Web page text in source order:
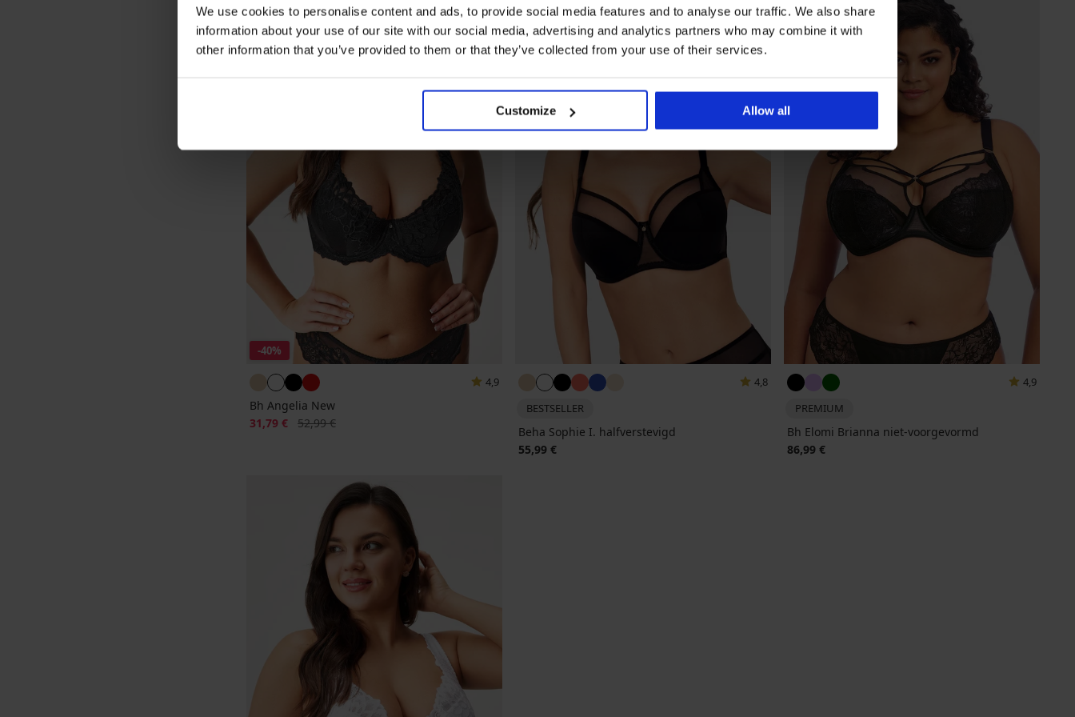
We use cookies to personalise content and ads, to provide social media features and to analyse our traffic. We also share
information about your use of our site with our social media, advertising and analytics partners who may combine it with
other information that you’ve provided to them or that they’ve collected from your use of their services.
Customize Allow all
-40%
4,9
Bh Angelia New
Korting
31,79 € Oorspronkelijke prijs
52,99 €
4,8
BESTSELLER
Beha Sophie I. halfverstevigd
55,99 €
4,9
PREMIUM
Bh Elomi Brianna niet-voorgevormd
86,99 €